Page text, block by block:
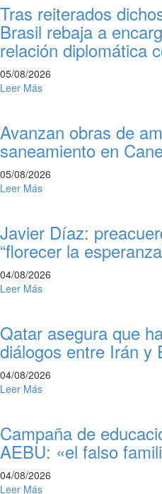
Tras reiterados
Brasil rebaja a
relación diplomática
05/08/2026
Leer Más
Avanzan obras de
saneamiento en
05/08/2026
Leer Más
Javier Díaz:
“florecer la
04/08/2026
Leer Más
Qatar asegura que
diálogos entre Irán y
04/08/2026
Leer Más
Campaña de
AEBU: «el falso
04/08/2026
Leer Más